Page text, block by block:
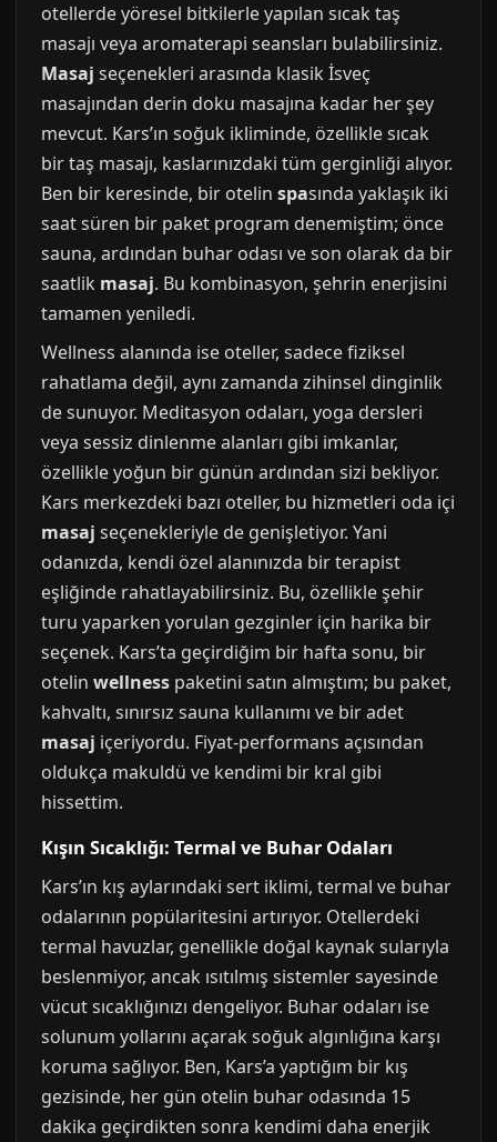
otellerde yöresel bitkilerle yapılan sıcak taş
masajı veya aromaterapi seansları bulabilirsiniz.
Masaj seçenekleri arasında klasik İsveç
masajından derin doku masajına kadar her şey
mevcut. Kars’ın soğuk ikliminde, özellikle sıcak
bir taş masajı, kaslarınızdaki tüm gerginliği alıyor.
Ben bir keresinde, bir otelin spasında yaklaşık iki
saat süren bir paket program denemiştim; önce
sauna, ardından buhar odası ve son olarak da bir
saatlik masaj. Bu kombinasyon, şehrin enerjisini
tamamen yeniledi.
Wellness alanında ise oteller, sadece fiziksel
rahatlama değil, aynı zamanda zihinsel dinginlik
de sunuyor. Meditasyon odaları, yoga dersleri
veya sessiz dinlenme alanları gibi imkanlar,
özellikle yoğun bir günün ardından sizi bekliyor.
Kars merkezdeki bazı oteller, bu hizmetleri oda içi
masaj seçenekleriyle de genişletiyor. Yani
odanızda, kendi özel alanınızda bir terapist
eşliğinde rahatlayabilirsiniz. Bu, özellikle şehir
turu yaparken yorulan gezginler için harika bir
seçenek. Kars’ta geçirdiğim bir hafta sonu, bir
otelin wellness paketini satın almıştım; bu paket,
kahvaltı, sınırsız sauna kullanımı ve bir adet
masaj içeriyordu. Fiyat-performans açısından
oldukça makuldü ve kendimi bir kral gibi
hissettim.
Kışın Sıcaklığı: Termal ve Buhar Odaları
Kars’ın kış aylarındaki sert iklimi, termal ve buhar
odalarının popülaritesini artırıyor. Otellerdeki
termal havuzlar, genellikle doğal kaynak sularıyla
beslenmiyor, ancak ısıtılmış sistemler sayesinde
vücut sıcaklığınızı dengeliyor. Buhar odaları ise
solunum yollarını açarak soğuk algınlığına karşı
koruma sağlıyor. Ben, Kars’a yaptığım bir kış
gezisinde, her gün otelin buhar odasında 15
dakika geçirdikten sonra kendimi daha enerjik